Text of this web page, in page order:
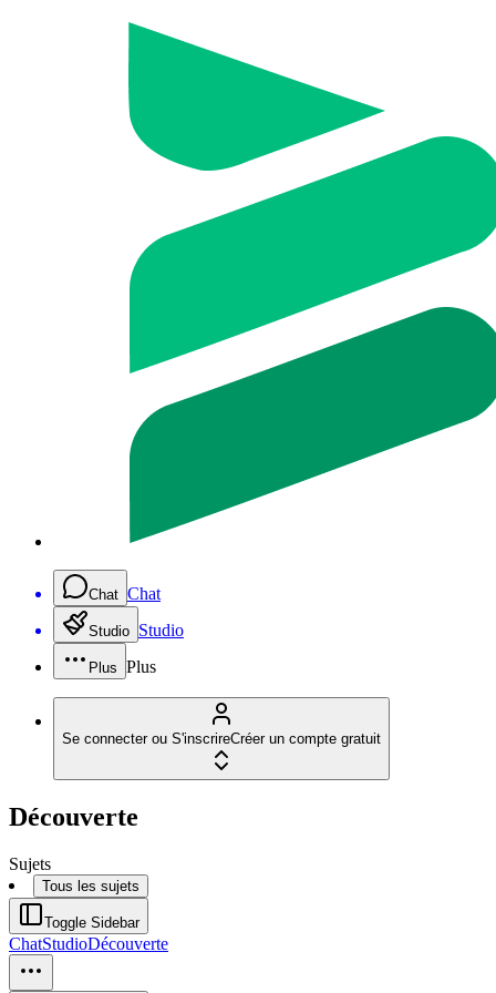
Chat Chat
Studio Studio
Plus Plus
Se connecter ou S'inscrireCréer un compte gratuit
Découverte
Sujets
Tous les sujets
Toggle Sidebar
ChatStudioDécouverte